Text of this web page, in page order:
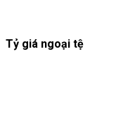
Tỷ giá ngoại tệ